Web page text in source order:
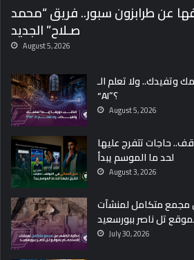
عن طرابزون سبور.. فريق “محمد
صـلاح” الجديد
August 5, 2026
وتفيدك.. ولا تعلم الـ
“AI”؟
August 5, 2026
حاجات تتفرج عليها
لحد ما الموسم يبدأ
August 3, 2026
متكامل لمنشآت
تل ناصر ببورسعيد
July 30, 2026